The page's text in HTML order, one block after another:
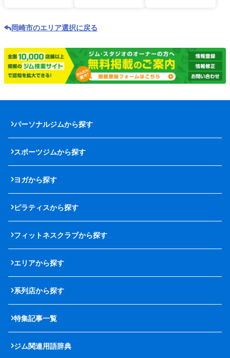
岡崎市のエリア選択に戻る
パーソナルジムから探す
スポーツジムから探す
ヨガから探す
ピラティスから探す
フィットネスクラブから探す
エリアから探す
系列店から探す
特集記事一覧
ジム関連用語辞典